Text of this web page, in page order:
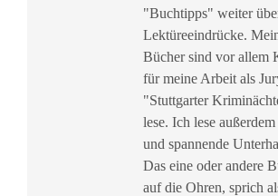
"Buchtipps" weiter
Lektüreeindrücke.
Bücher sind vor allem
für meine Arbeit als
"Stuttgarter
lese. Ich lese
und spannende
Das eine oder andere
auf die Ohren, sprich